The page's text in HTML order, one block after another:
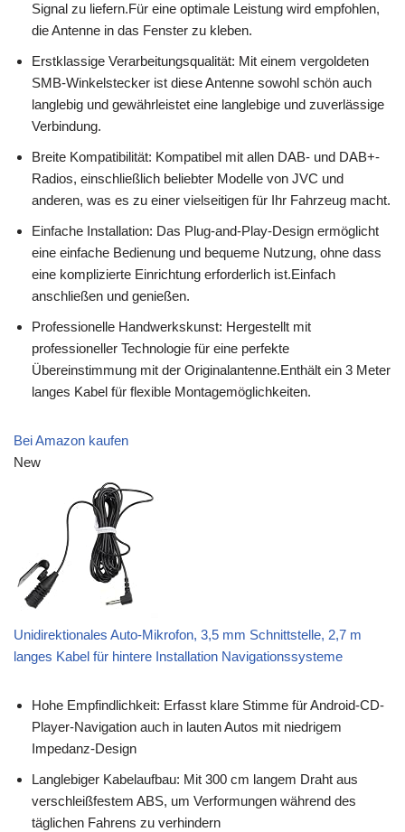
Signal zu liefern.Für eine optimale Leistung wird empfohlen,
die Antenne in das Fenster zu kleben.
Erstklassige Verarbeitungsqualität: Mit einem vergoldeten
SMB-Winkelstecker ist diese Antenne sowohl schön auch
langlebig und gewährleistet eine langlebige und zuverlässige
Verbindung.
Breite Kompatibilität: Kompatibel mit allen DAB- und DAB+-
Radios, einschließlich beliebter Modelle von JVC und
anderen, was es zu einer vielseitigen für Ihr Fahrzeug macht.
Einfache Installation: Das Plug-and-Play-Design ermöglicht
eine einfache Bedienung und bequeme Nutzung, ohne dass
eine komplizierte Einrichtung erforderlich ist.Einfach
anschließen und genießen.
Professionelle Handwerkskunst: Hergestellt mit
professioneller Technologie für eine perfekte
Übereinstimmung mit der Originalantenne.Enthält ein 3 Meter
langes Kabel für flexible Montagemöglichkeiten.
Bei Amazon kaufen
New
Unidirektionales Auto-Mikrofon, 3,5 mm Schnittstelle, 2,7 m
langes Kabel für hintere Installation Navigationssysteme
Hohe Empfindlichkeit: Erfasst klare Stimme für Android-CD-
Player-Navigation auch in lauten Autos mit niedrigem
Impedanz-Design
Langlebiger Kabelaufbau: Mit 300 cm langem Draht aus
verschleißfestem ABS, um Verformungen während des
täglichen Fahrens zu verhindern